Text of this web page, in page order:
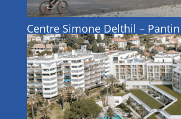
Centre Simone Delthil – Pantin